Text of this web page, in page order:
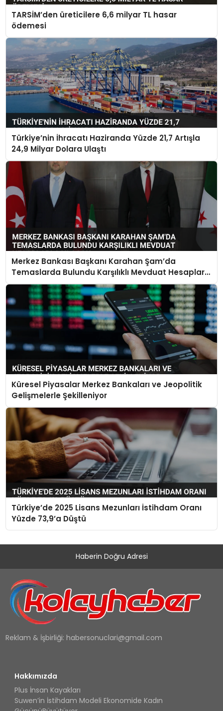
TARSİM’den üreticilere 6,6 milyar TL hasar
ödemesi
Türkiye’nin İhracatı Haziranda Yüzde 21,7 Artışla
24,9 Milyar Dolara Ulaştı
Merkez Bankası Başkanı Karahan Şam’da
Temaslarda Bulundu Karşılıklı Mevduat Hesapları
Açılacak
Küresel Piyasalar Merkez Bankaları ve Jeopolitik
Gelişmelerle Şekilleniyor
Türkiye’de 2025 Lisans Mezunları İstihdam Oranı
Yüzde 73,9’a Düştü
Haberin Doğru Adresi
Reklam & İşbirliği: habersonuclari@gmail.com
Hakkımızda
Plus İnsan Kayakları
Suwen’in İstihdam Modeli Ekonomide Kadın